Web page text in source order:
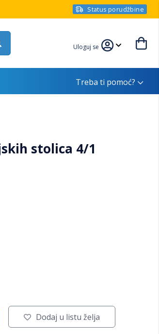
Status porudžbine
Uloguj se
Treba ti pomoć?
stolica 4/1
Dodaj u listu želja